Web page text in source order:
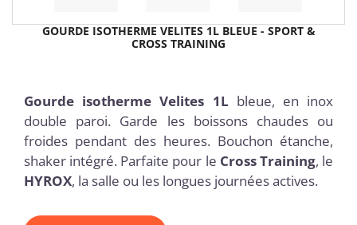
GOURDE ISOTHERME VELITES 1L BLEUE - SPORT &
CROSS TRAINING
Gourde isotherme Velites 1L bleue, en inox
double paroi. Garde les boissons chaudes ou
froides pendant des heures. Bouchon étanche,
shaker intégré. Parfaite pour le Cross Training, le
HYROX, la salle ou les longues journées actives.